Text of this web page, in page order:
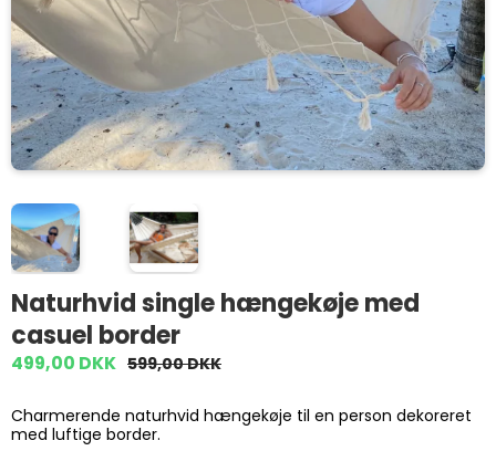
Naturhvid single hængekøje med
casuel border
499,00 DKK 599,00 DKK
Charmerende naturhvid hængekøje til en person dekoreret
med luftige border.